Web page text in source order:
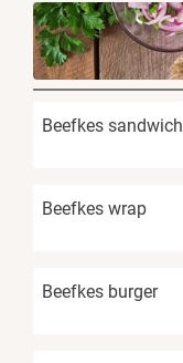
Beefkes sandwich
Beefkes wrap
Beefkes burger